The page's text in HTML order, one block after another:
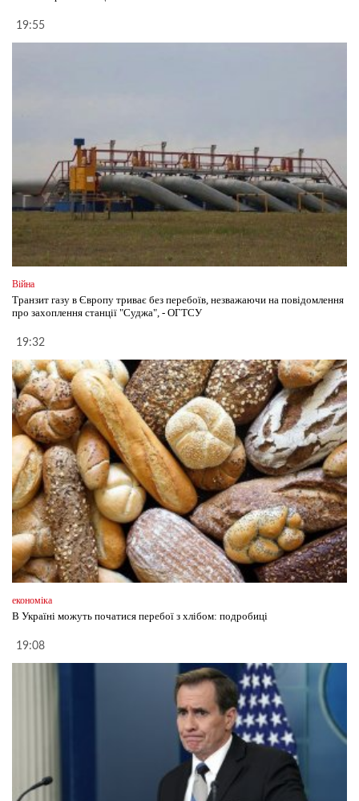
19:55
Війна
Транзит газу в Європу триває без перебоїв, незважаючи на повідомлення
про захоплення станції "Суджа", - ОГТСУ
19:32
економіка
В Україні можуть початися перебої з хлібом: подробиці
19:08